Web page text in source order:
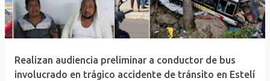
Realizan audiencia preliminar a conductor de bus
involucrado en trágico accidente de tránsito en Estelí